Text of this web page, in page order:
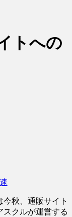
トへの
秋、通販サイト
スクルが運営する